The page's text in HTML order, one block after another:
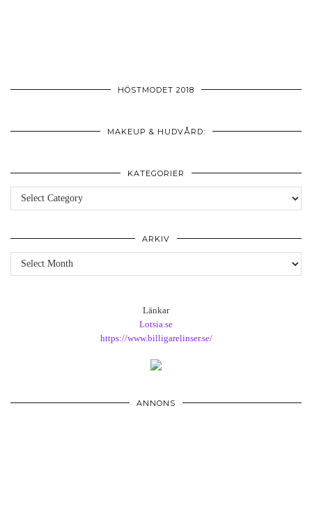
HÖSTMODET 2018
MAKEUP & HUDVÅRD:
KATEGORIER
Kategorier
ARKIV
Arkiv
Länkar
Lotsia.se
https://www.billigarelinser.se/
ANNONS